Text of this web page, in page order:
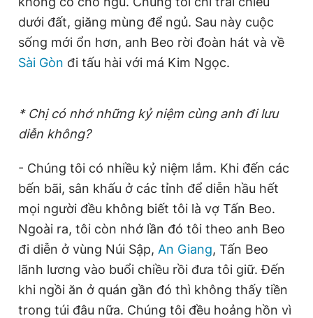
dưới đất, giăng mùng để ngủ. Sau này cuộc
sống mới ổn hơn, anh Beo rời đoàn hát và về
Sài Gòn đi tấu hài với má Kim Ngọc.
* Chị có nhớ những kỷ niệm cùng anh đi lưu
diễn không?
- Chúng tôi có nhiều kỷ niệm lắm. Khi đến các
bến bãi, sân khấu ở các tỉnh để diễn hầu hết
mọi người đều không biết tôi là vợ Tấn Beo.
Ngoài ra, tôi còn nhớ lần đó tôi theo anh Beo
đi diễn ở vùng Núi Sập, An Giang, Tấn Beo
lãnh lương vào buổi chiều rồi đưa tôi giữ. Đến
khi ngồi ăn ở quán gần đó thì không thấy tiền
trong túi đâu nữa. Chúng tôi đều hoảng hồn vì